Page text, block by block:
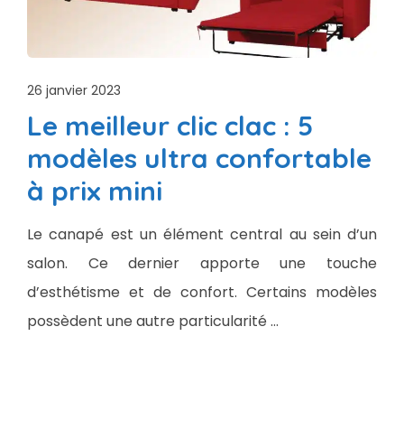
26 janvier 2023
Le meilleur clic clac : 5
modèles ultra confortable
à prix mini
Le canapé est un élément central au sein d’un
salon. Ce dernier apporte une touche
d’esthétisme et de confort. Certains modèles
possèdent une autre particularité …